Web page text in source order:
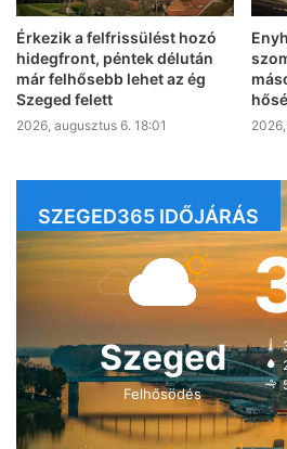
Érkezik a felfrissülést hozó
hidegfront, péntek délután
már felhősebb lehet az ég
Szeged felett
2026, augusztus 6. 18:01
SZEGED365 IDŐJÁRÁS
Szeged
Felhősödés